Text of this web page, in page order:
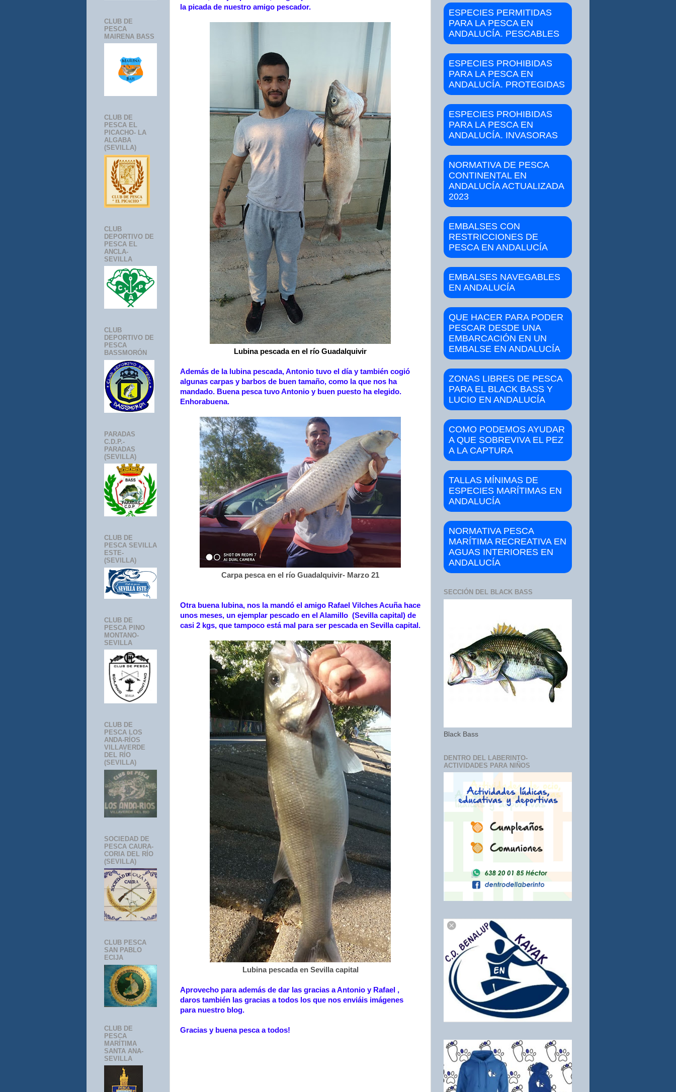
la picada de nuestro amigo pescador.
Lubina pescada en el río Guadalquivir
Además de la lubina pescada, Antonio tuvo el día y también cogió
algunas carpas y barbos de buen tamaño, como la que nos ha
mandado. Buena pesca tuvo Antonio y buen puesto ha elegido.
Enhorabuena.
Carpa pesca en el río Guadalquivir- Marzo 21
Otra buena lubina, nos la mandó el amigo Rafael Vilches Acuña hace
unos meses, un ejemplar pescado en el Alamillo (Sevilla capital) de
casi 2 kgs, que tampoco está mal para ser pescada en Sevilla capital.
Lubina pescada en Sevilla capital
Aprovecho para además de dar las gracias a Antonio y Rafael ,
daros también las gracias a todos los que nos enviáis imágenes
para nuestro blog.
Gracias y buena pesca a todos!
CLUB DE
PESCA
MAIRENA BASS
CLUB DE
PESCA EL
PICACHO- LA
ALGABA
(SEVILLA)
CLUB
DEPORTIVO DE
PESCA EL
ANCLA-
SEVILLA
CLUB
DEPORTIVO DE
PESCA
BASSMORÓN
PARADAS
C.D.P.-
PARADAS
(SEVILLA)
CLUB DE
PESCA SEVILLA
ESTE-
(SEVILLA)
CLUB DE
PESCA PINO
MONTANO-
SEVILLA
CLUB DE
PESCA LOS
ANDA-RÍOS
VILLAVERDE
DEL RÍO
(SEVILLA)
SOCIEDAD DE
PESCA CAURA-
CORIA DEL RÍO
(SEVILLA)
CLUB PESCA
SAN PABLO
ECIJA
CLUB DE
PESCA
MARÍTIMA
SANTA ANA-
SEVILLA
ESPECIES PERMITIDAS
PARA LA PESCA EN
ANDALUCÍA. PESCABLES
ESPECIES PROHIBIDAS
PARA LA PESCA EN
ANDALUCÍA. PROTEGIDAS
ESPECIES PROHIBIDAS
PARA LA PESCA EN
ANDALUCÍA. INVASORAS
NORMATIVA DE PESCA
CONTINENTAL EN
ANDALUCÍA ACTUALIZADA
2023
EMBALSES CON
RESTRICCIONES DE
PESCA EN ANDALUCÍA
EMBALSES NAVEGABLES
EN ANDALUCÍA
QUE HACER PARA PODER
PESCAR DESDE UNA
EMBARCACIÓN EN UN
EMBALSE EN ANDALUCÍA
ZONAS LIBRES DE PESCA
PARA EL BLACK BASS Y
LUCIO EN ANDALUCÍA
COMO PODEMOS AYUDAR
A QUE SOBREVIVA EL PEZ
A LA CAPTURA
TALLAS MÍNIMAS DE
ESPECIES MARÍTIMAS EN
ANDALUCÍA
NORMATIVA PESCA
MARÍTIMA RECREATIVA EN
AGUAS INTERIORES EN
ANDALUCÍA
SECCIÓN DEL BLACK BASS
Black Bass
DENTRO DEL LABERINTO-
ACTIVIDADES PARA NIÑOS